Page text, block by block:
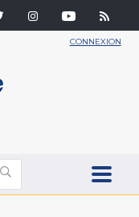
CONNEXION